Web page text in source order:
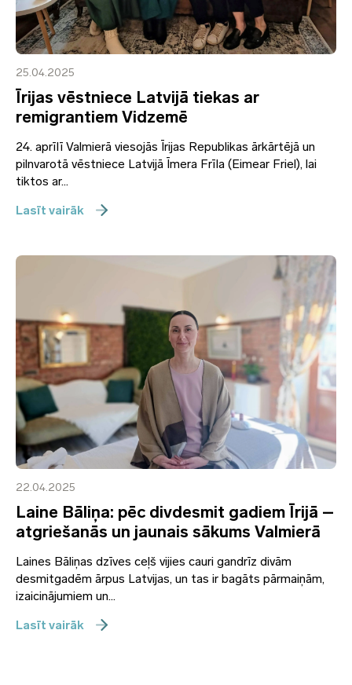
25.04.2025
Īrijas vēstniece Latvijā tiekas ar
remigrantiem Vidzemē
24. aprīlī Valmierā viesojās Īrijas Republikas ārkārtējā un
pilnvarotā vēstniece Latvijā Īmera Frīla (Eimear Friel), lai
tiktos ar...
Lasīt vairāk
22.04.2025
Laine Bāliņa: pēc divdesmit gadiem Īrijā –
atgriešanās un jaunais sākums Valmierā
Laines Bāliņas dzīves ceļš vijies cauri gandrīz divām
desmitgadēm ārpus Latvijas, un tas ir bagāts pārmaiņām,
izaicinājumiem un...
Lasīt vairāk